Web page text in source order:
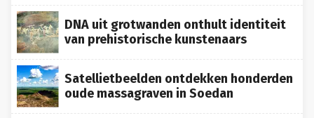
DNA uit grotwanden onthult identiteit
van prehistorische kunstenaars
Satellietbeelden ontdekken honderden
oude massagraven in Soedan